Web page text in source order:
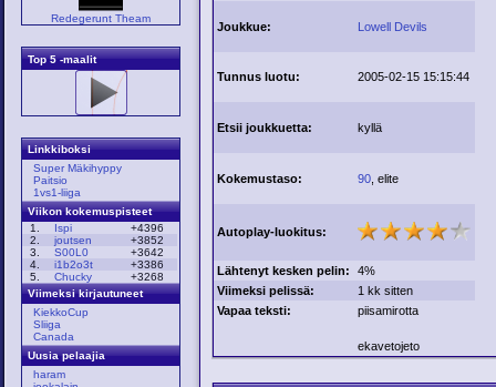
Redegerunt Theam
Top 5 -maalit
Linkkiboksi
Super Mäkihyppy
Paitsio
1vs1-liiga
Viikon kokemuspisteet
1.
Ispi
+4396
2.
joutsen
+3852
3.
S00L0
+3642
4.
i1b2o3t
+3386
5.
Chucky
+3268
Viimeksi kirjautuneet
KiekkoCup
Sliiga
Canada
Uusia pelaajia
haram
Joukkue: Lowell Devils
Tunnus luotu: 2005-02-15 15:15:44
Etsii joukkuetta: kyllä
Kokemustaso: 90 , elite
Autoplay-luokitus:
Lähtenyt kesken pelin:
4%
Viimeksi pelissä:
1 kk sitten
Vapaa teksti:
piisamirotta
ekavetojeto